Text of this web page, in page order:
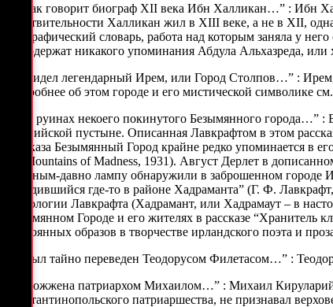
“…как говорит биограф XII века Ибн Халликан…” : Ибн
действительности Халликан жил в XIII веке, а не в XII,
биографический словарь, работа над которым заняла у
не содержат никакого упоминания Абдула Альхазреда,
“…Видел легендарный Ирем, или Город Столпов…” : Ирем,
Подробнее об этом городе и его мистической символике
“…В руинах некоего покинутого Безымянного города…” :
Аравийской пустыне. Описанная Лавкрафтом в этом
рассказа Безымянный Город крайне редко упоминается в
the Mountains of Madness, 1931). Август Дерлет в
“Давным-давно лампу обнаружили в заброшенном
находившийся где-то в районе Хадраманта” (Г. Ф.
мифологии Лавкрафта (Хадрамант, или Хадрамаут – в
Безымянном Городе и его жителях в рассказе
постоянных образов в творчестве ирландского поэта и
“…Был тайно переведен Теодорусом Филетасом…” :
“…Сожжена патриархом Михаилом…” : Михаил Кируларий
константинопольского патриаршества, не признавал